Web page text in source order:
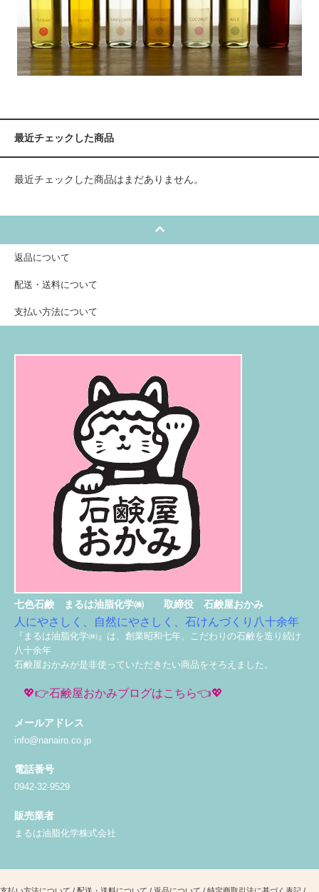
最近チェックした商品
最近チェックした商品はまだありません。
返品について
配送・送料について
支払い方法について
七色石鹸 まるは油脂化学㈱ 取締役 石鹸屋おかみ
人にやさしく、自然にやさしく、石けんづくり八十余年
『まるは油脂化学㈱』は、創業昭和七年、こだわりの石鹸を造り続け
八十余年
石鹸屋おかみが是非使っていただきたい商品をそろえました。
💖👉石鹸屋おかみブログはこちら👈💖
メールアドレス
info@nanairo.co.jp
電話番号
0942-32-9529
販売業者
まるは油脂化学株式会社